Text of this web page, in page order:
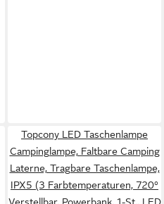
Topcony LED Taschenlampe
Campinglampe, Faltbare Camping
Laterne, Tragbare Taschenlampe,
IPX5 (3 Farbtemperaturen, 720°